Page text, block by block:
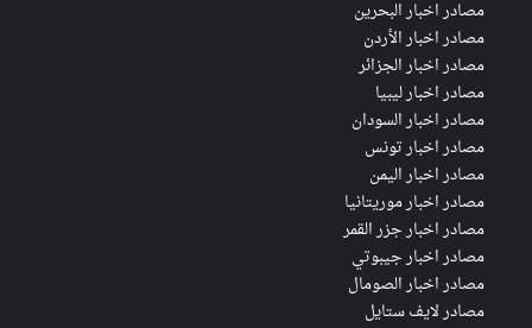
مصادر اخبار البحرين
مصادر اخبار الأردن
مصادر اخبار الجزائر
مصادر اخبار ليبيا
مصادر اخبار السودان
مصادر اخبار تونس
مصادر اخبار اليمن
مصادر اخبار موريتانيا
مصادر اخبار جزر القمر
مصادر اخبار جيبوتي
مصادر اخبار الصومال
مصادر لايف ستايل